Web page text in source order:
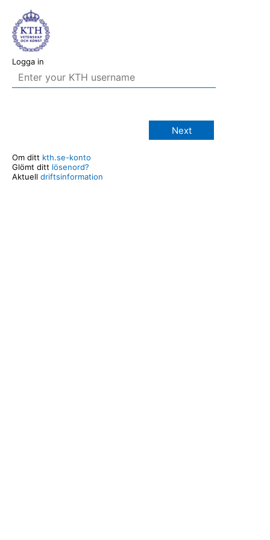
Logga in
Next
Om ditt kth.se-konto
Glömt ditt lösenord?
Aktuell driftsinformation